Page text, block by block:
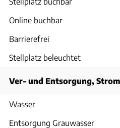
Online buchbar
Barrierefrei
Stellplatz beleuchtet
Ver- und Entsorgung,
Wasser
Entsorgung Grauwasser